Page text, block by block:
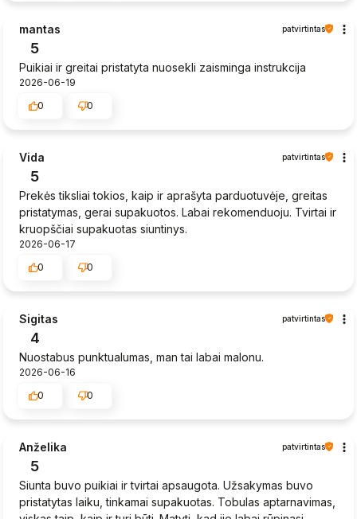
mantas patvirtintas
5
Puikiai ir greitai pristatyta nuosekli zaisminga instrukcija
2026-06-19
0
0
Vida patvirtintas
5
Prekės tiksliai tokios, kaip ir aprašyta parduotuvėje, greitas
pristatymas, gerai supakuotos. Labai rekomenduoju. Tvirtai ir
kruopščiai supakuotas siuntinys.
2026-06-17
0
0
Sigitas patvirtintas
4
Nuostabus punktualumas, man tai labai malonu.
2026-06-16
0
0
Anželika patvirtintas
5
Siunta buvo puikiai ir tvirtai apsaugota. Užsakymas buvo
pristatytas laiku, tinkamai supakuotas. Tobulas aptarnavimas,